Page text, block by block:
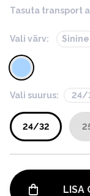
Tasuta transport
Vali värv: Sinine
Vali suurus: 24/
24/32
LISA